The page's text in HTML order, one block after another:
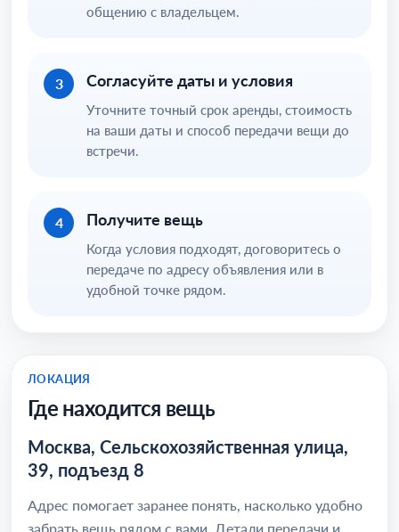
общению с владельцем.
3 Согласуйте даты и условия
Уточните точный срок аренды, стоимость
на ваши даты и способ передачи вещи до
встречи.
4 Получите вещь
Когда условия подходят, договоритесь о
передаче по адресу объявления или в
удобной точке рядом.
ЛОКАЦИЯ
Где находится вещь
Москва, Сельскохозяйственная улица,
39, подъезд 8
Адрес помогает заранее понять, насколько удобно
забрать вещь рядом с вами. Детали передачи и